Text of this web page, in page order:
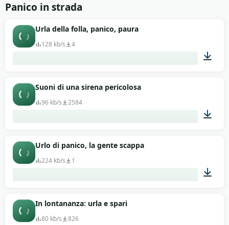
Panico in strada
Urla della folla, panico, paura
128 kb/s 4
Suoni di una sirena pericolosa
96 kb/s 2584
Urlo di panico, la gente scappa
224 kb/s 1
In lontananza: urla e spari
80 kb/s 826